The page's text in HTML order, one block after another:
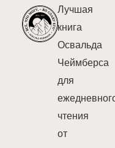
Лучшая
книга
Освальда
Чеймберса
для
чтения
от